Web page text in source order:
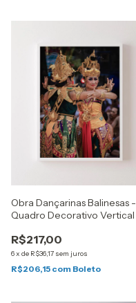
Obra Dançarinas Balinesas -
Quadro Decorativo Vertical
R$217,00
6x de R$36,17 sem juros
R$206,15 com Boleto